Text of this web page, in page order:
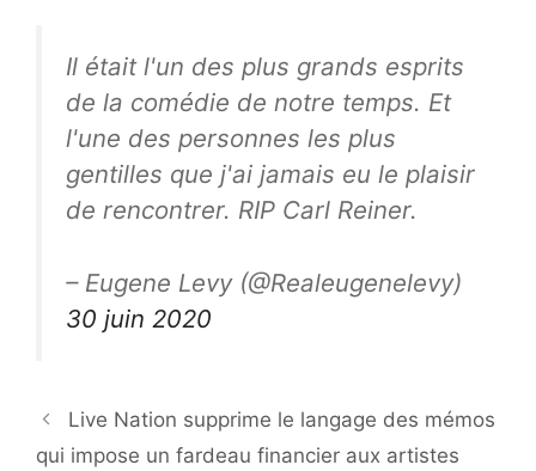
Il était l'un des plus grands esprits
de la comédie de notre temps. Et
l'une des personnes les plus
gentilles que j'ai jamais eu le plaisir
de rencontrer. RIP Carl Reiner.
– Eugene Levy (@Realeugenelevy)
30 juin 2020
Live Nation supprime le langage des mémos
qui impose un fardeau financier aux artistes